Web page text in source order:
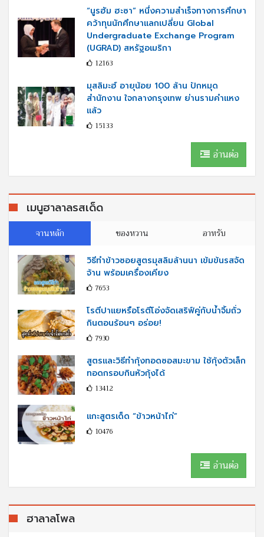
“นูรฮัม ฮะซา” หนึ่งความสำเร็จทางการศึกษา
คว้าทุนนักศึกษาแลกเปลี่ยน Global
Undergraduate Exchange Program
(UGRAD) สหรัฐอเมริกา
12163
มุสลิมะฮ์ อายุน้อย 100 ล้าน ปักหมุด
สำนักงาน ใจกลางกรุงเทพ ย่านรามคำแหง
แล้ว
15133
อ่านต่อ
เมนูฮาลาลรสเด็ด
จานหลัก ของหวาน อาหรับ
วิธีทำข้าวซอยสูตรมุสลิมล้านนา เข้มข้นรสจัด
จ้าน พร้อมเครื่องเคียง
7653
โรตีปาแยหรือโรตีโอ่งจัดเสริฟ์คู่กับนํ้าจิ้มถั่ว
กินตอนร้อนๆ อร่อย!
7930
สูตรและวิธีทำกุ้งทอดซอสมะขาม ใช้กุ้งตัวเล็ก
ทอดกรอบกินหัวกุ้งได้
13412
แกะสูตรเด็ด “ข้าวหน้าไก่”
10476
อ่านต่อ
ฮาลาลโพล